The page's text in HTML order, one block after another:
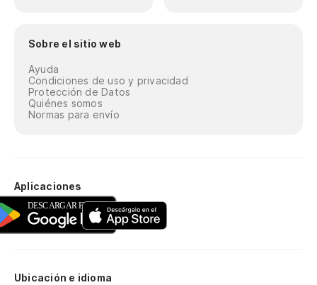
Sobre el sitio web
Ayuda
Condiciones de uso y privacidad
Protección de Datos
Quiénes somos
Normas para envío
Aplicaciones
Ubicación e idioma